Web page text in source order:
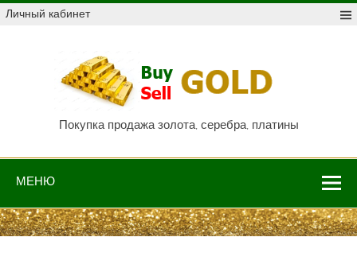
Skip
toЛичный кабинет
Покупка продажа золота, серебра, платины
МЕНЮ